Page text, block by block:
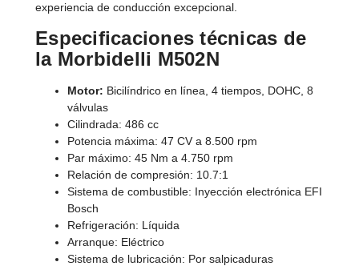
experiencia de conducción excepcional.
Especificaciones técnicas de
la Morbidelli M502N
Motor: Bicilíndrico en línea, 4 tiempos, DOHC, 8
válvulas
Cilindrada: 486 cc
Potencia máxima: 47 CV a 8.500 rpm
Par máximo: 45 Nm a 4.750 rpm
Relación de compresión: 10.7:1
Sistema de combustible: Inyección electrónica EFI
Bosch
Refrigeración: Líquida
Arranque: Eléctrico
Sistema de lubricación: Por salpicaduras